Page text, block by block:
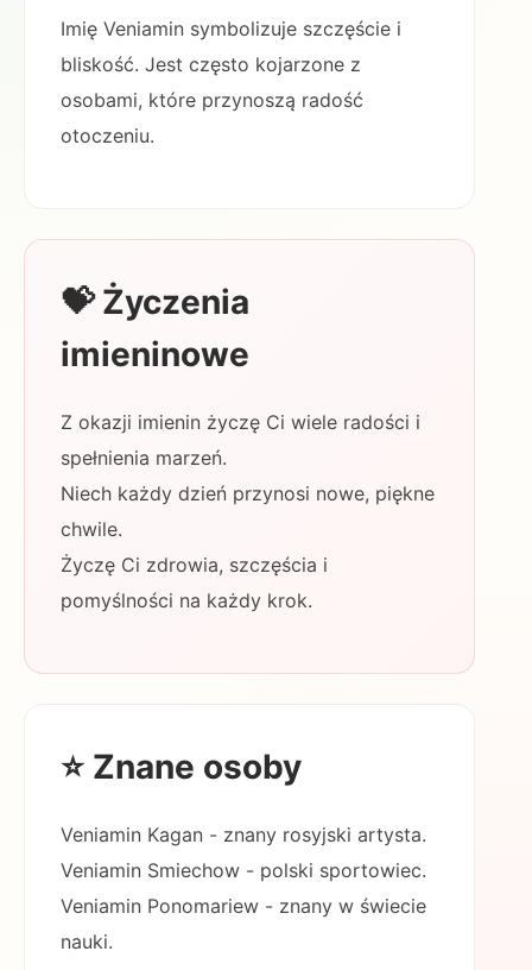
Imię Veniamin symbolizuje szczęście i
bliskość. Jest często kojarzone z
osobami, które przynoszą radość
otoczeniu.
💝 Życzenia
imieninowe
Z okazji imienin życzę Ci wiele radości i
spełnienia marzeń.
Niech każdy dzień przynosi nowe, piękne
chwile.
Życzę Ci zdrowia, szczęścia i
pomyślności na każdy krok.
⭐ Znane osoby
Veniamin Kagan - znany rosyjski artysta.
Veniamin Smiechow - polski sportowiec.
Veniamin Ponomariew - znany w świecie
nauki.